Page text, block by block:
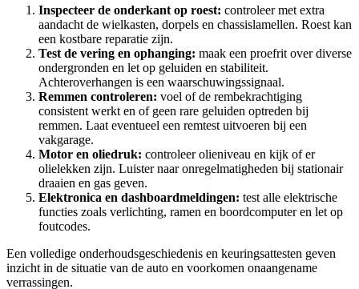
Inspecteer de onderkant op roest: controleer met extra
aandacht de wielkasten, dorpels en chassislamellen. Roest kan
een kostbare reparatie zijn.
Test de vering en ophanging: maak een proefrit over diverse
ondergronden en let op geluiden en stabiliteit.
Achteroverhangen is een waarschuwingssignaal.
Remmen controleren: voel of de rembekrachtiging
consistent werkt en of geen rare geluiden optreden bij
remmen. Laat eventueel een remtest uitvoeren bij een
vakgarage.
Motor en oliedruk: controleer olieniveau en kijk of er
olielekken zijn. Luister naar onregelmatigheden bij stationair
draaien en gas geven.
Elektronica en dashboardmeldingen: test alle elektrische
functies zoals verlichting, ramen en boordcomputer en let op
foutcodes.
Een volledige onderhoudsgeschiedenis en keuringsattesten geven
inzicht in de situatie van de auto en voorkomen onaangename
verrassingen.